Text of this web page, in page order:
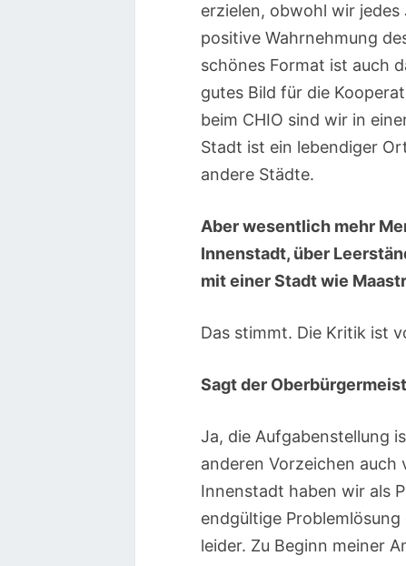
erzielen, obwohl wir
positive Wahrnehmung
schönes Format ist auch
gutes Bild für die
beim CHIO sind wir in
Stadt ist ein lebendiger
andere Städte.
Aber wesentlich mehr
Innenstadt, über
mit einer Stadt wie
Das stimmt. Die Kritik ist
Sagt der
Ja, die Aufgabenstellung
anderen Vorzeichen auch
Innenstadt haben wir als
endgültige
leider. Zu Beginn meiner